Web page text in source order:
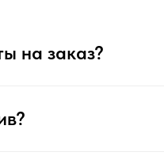
на заказ?